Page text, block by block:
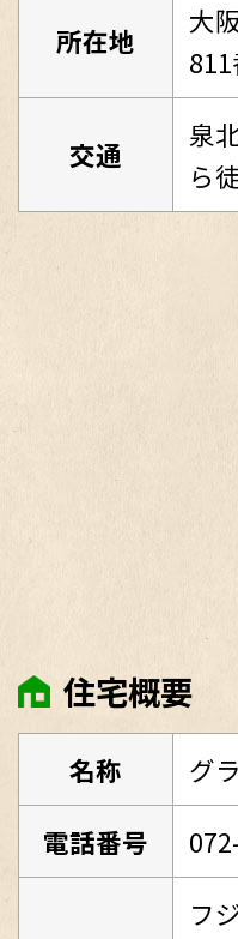
所在地
大
交通
泉
ら
住宅概要
名称
グ
電話番号
フ